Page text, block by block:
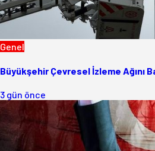
Genel
Büyükşehir Çevresel İzleme Ağını
3 gün önce